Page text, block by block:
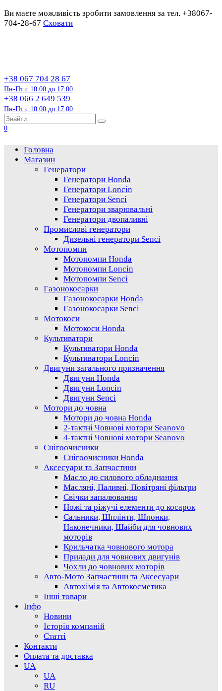
Ви маєте можливість зробити замовлення за тел. +38067-
704-28-67 Сховати
+38 067 704 28 67
Пн-Пт с 10:00 до 17:00
+38 066 2 649 539
Пн-Пт с 10:00 до 17:00
Пошук…
0
Головна
Магазин
Генератори
Генератори Honda
Генератори Loncin
Генератори Senci
Генератори зварювальні
Генератори двопаливні
Промислові генератори
Дизельні генератори Senci
Мотопомпи
Мотопомпи Honda
Мотопомпи Loncin
Мотопомпи Senci
Газонокосарки
Газонокосарки Honda
Газонокосарки Senci
Мотокоси
Мотокоси Honda
Культиватори
Культиватори Honda
Культиватори Loncin
Двигуни загального призначення
Двигуни Honda
Двигуни Loncin
Двигуни Senci
Мотори до човна
Мотори до човна Honda
2-тактні Човнові мотори Seanovo
4-тактні Човнові мотори Seanovo
Снігоочисники
Снігоочисники Honda
Аксесуари та Запчастини
Масло до силового обладнання
Масляні, Паливні, Повітряні фільтри
Свічки запалювання
Ножі та ріжучі елементи до косарок
Сальники, Шплінти, Шпонки,
Наконечники, Шайби для човнових
моторів
Крильчатка човнового мотора
Прилади для човнових двигунів
Чохли до човнових моторів
Авто-Мото Запчастини та Аксесуари
Автохімія та Автокосметика
Інші товари
Інфо
Новини
Історія компаній
Статті
Контакти
Оплата та доставка
UA
UA
RU